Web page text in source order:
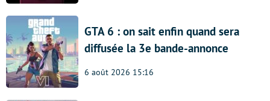
GTA 6 : on sait enfin quand sera
diffusée la 3e bande-annonce
6 août 2026 15:16